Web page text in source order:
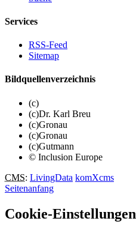
Services
RSS-Feed
Sitemap
Bildquellenverzeichnis
(c)
(c)Dr. Karl Breu
(c)Gronau
(c)Gronau
(c)Gutmann
© Inclusion Europe
CMS: LivingData komXcms
Seitenanfang
Cookie-Einstellungen